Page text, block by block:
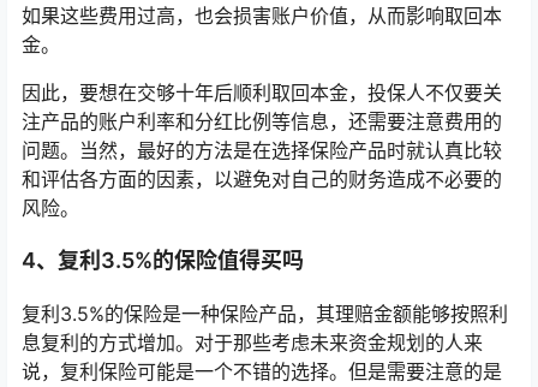
如果这些费用过高，也会损害账户价值，从而影响取回本
金。
因此，要想在交够十年后顺利取回本金，投保人不仅要关
注产品的账户利率和分红比例等信息，还需要注意费用的
问题。当然，最好的方法是在选择保险产品时就认真比较
和评估各方面的因素，以避免对自己的财务造成不必要的
风险。
4、复利3.5%的保险值得买吗
复利3.5%的保险是一种保险产品，其理赔金额能够按照利
息复利的方式增加。对于那些考虑未来资金规划的人来
说，复利保险可能是一个不错的选择。但是需要注意的是